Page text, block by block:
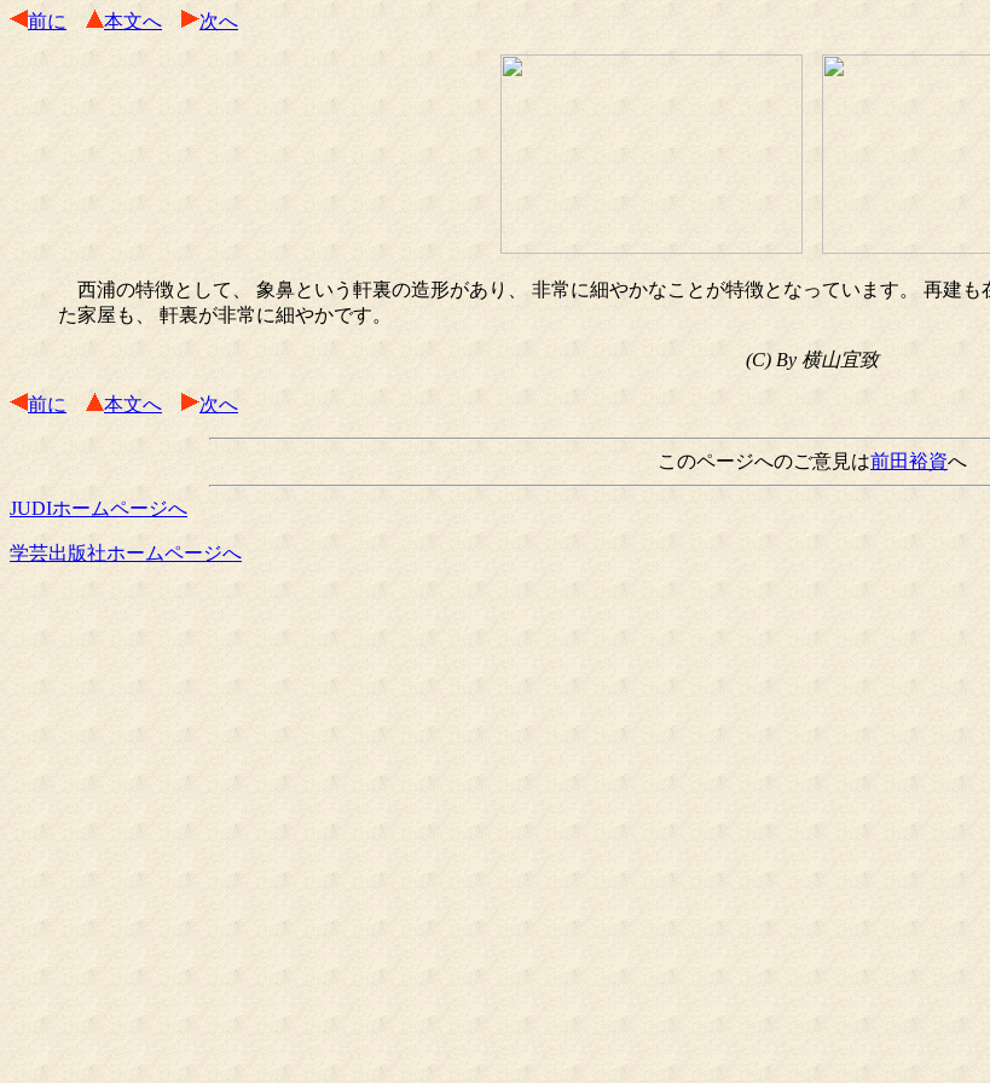
前に 本文へ 次へ
西浦の特徴として、 象鼻という軒裏の造形があり、 非常に細やかなことが特徴となっています。 再建
た家屋も、 軒裏が非常に細やかです。
(C) By 横山宜致
前に 本文へ 次へ
このページへのご意見は前田裕資へ
JUDIホームページへ
学芸出版社ホームページへ